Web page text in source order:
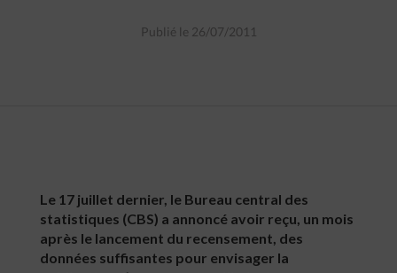
Publié le 26/07/2011
Le 17 juillet dernier, le Bureau central des
statistiques (CBS) a annoncé avoir reçu, un mois
après le lancement du recensement, des
données suffisantes pour envisager la